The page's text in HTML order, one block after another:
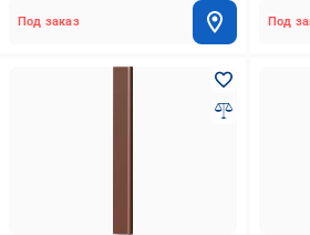
Под заказ Под